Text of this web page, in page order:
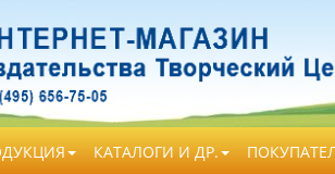
КАТАЛОГИ И ДР.